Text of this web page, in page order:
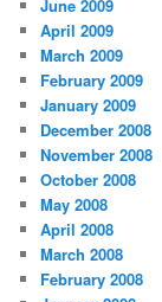
June 2009
April 2009
March 2009
February 2009
January 2009
December 2008
November 2008
October 2008
May 2008
April 2008
March 2008
February 2008